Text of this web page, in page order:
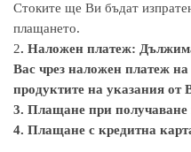
Стоките ще Ви бъдат
плащането.
2. Наложен платеж:
Вас чрез наложен платеж
продуктите на указания от
3. Плащане при
4. Плащане с кредитна